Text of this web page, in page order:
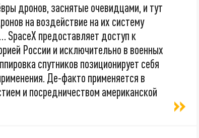
дронов, заснятые очевидцами, и тут
на воздействие на их систему
SpaceX предоставляет доступ к
России и исключительно в военных
спутников позиционирует себя
Де-факто применяется в
и посредничеством американской